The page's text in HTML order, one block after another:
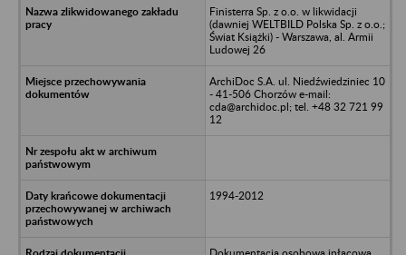
Finisterra Sp. z o.o. w likwidacji
(dawniej WELTBILD Polska Sp. z o.o.;
Świat Książki) - Warszawa, al. Armii
Ludowej 26
ArchiDoc S.A. ul. Niedźwiedziniec 10
- 41-506 Chorzów e-mail:
cda@archidoc.pl; tel. +48 32 721 99
12
1994-2012